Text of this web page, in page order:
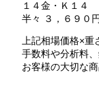
１４金・Ｋ
半々 ３，６９０
上記相場価格×
手数料や分析料
お客様の大切な